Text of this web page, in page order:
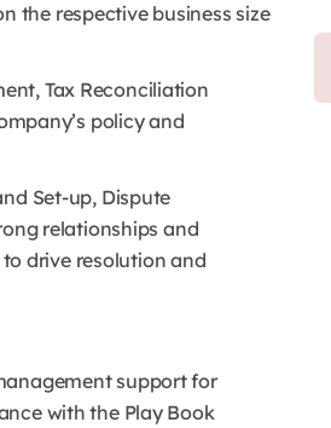
the respective business size
Tax Reconciliation
policy and
Set-up, Dispute
relationships and
drive resolution and
support for
with the Play Book